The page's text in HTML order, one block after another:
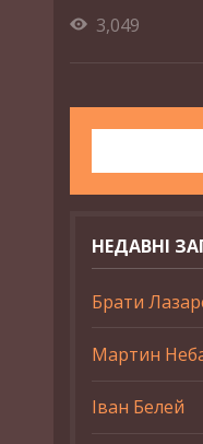
3,049
НЕДАВНІ
Брати
Мартин
Іван Белей